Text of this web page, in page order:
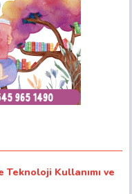
Kullanımı ve